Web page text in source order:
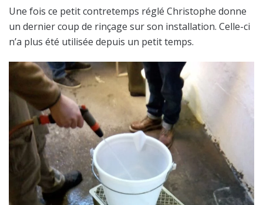
Une fois ce petit contretemps réglé Christophe donne
un dernier coup de rinçage sur son installation. Celle-ci
n’a plus été utilisée depuis un petit temps.